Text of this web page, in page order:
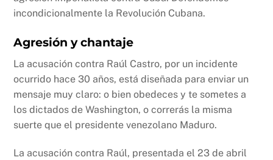
incondicionalmente la Revolución Cubana.
Agresión y chantaje
La acusación contra Raúl Castro, por un incidente
ocurrido hace 30 años, está diseñada para enviar un
mensaje muy claro: o bien obedeces y te sometes a
los dictados de Washington, o correrás la misma
suerte que el presidente venezolano Maduro.
La acusación contra Raúl, presentada el 23 de abril